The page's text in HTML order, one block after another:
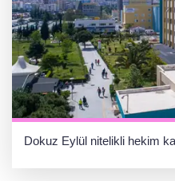
Dokuz Eylül nitelikli hekim